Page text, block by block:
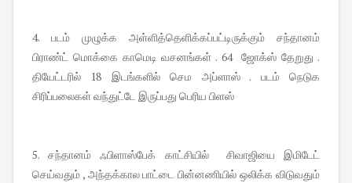
4. படம் முழுக்க அள்ளித்தெளிக்கப்பட்டிருக்கும் சந்தானம்
பிராண்ட் மொக்கை காமெடி வசனங்கள் . 64 ஜோக்ஸ் தேறுது .
தியேட்டரில் 18 இடங்களில் செம அப்ளாஸ் . படம் நெடுக
சிரிப்பலைகள் வந்துட்டே இருப்பது பெரிய பிளஸ்
5. சந்தானம் ஃபிளாஸ்பேக் காட்சியில் சிவாஜியை இமிடேட்
செய்வதும் , அந்தக்கால பாட்டை பின்னணியில் ஒலிக்க விடுவதும்